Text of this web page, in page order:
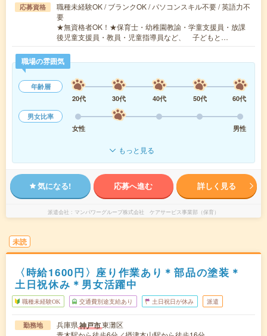
応募資格
職種未経験OK / ブランクOK / パソコンスキル不要 / 英語力不
要
★無資格者OK！★保育士・幼稚園教諭・学童支援員・放課
後児童支援員・教員・児童指導員など、 子どもと…
職場の雰囲気
年齢層
20代
30代 40代 50代
60代
男女比率
女性
男性
もっと見る
気になる! 応募へ進む 詳しく見る
派遣会社 マンパワーグループ株式会社 ケアサービス事業部（保育）
未読
〈時給1600円〉座り作業あり＊部品の塗装＊
土日祝休み＊男女活躍中
職種未経験OK 交通費別途支給あり 土日祝日が休み 派遣
勤務地 兵庫県神戸市東灘区